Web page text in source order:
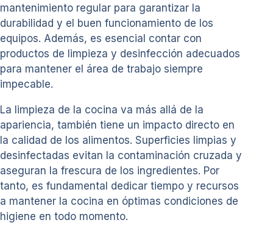
mantenimiento regular para garantizar la
durabilidad y el buen funcionamiento de los
equipos. Además, es esencial contar con
productos de limpieza y desinfección adecuados
para mantener el área de trabajo siempre
impecable.
La limpieza de la cocina va más allá de la
apariencia, también tiene un impacto directo en
la calidad de los alimentos. Superficies limpias y
desinfectadas evitan la contaminación cruzada y
aseguran la frescura de los ingredientes. Por
tanto, es fundamental dedicar tiempo y recursos
a mantener la cocina en óptimas condiciones de
higiene en todo momento.